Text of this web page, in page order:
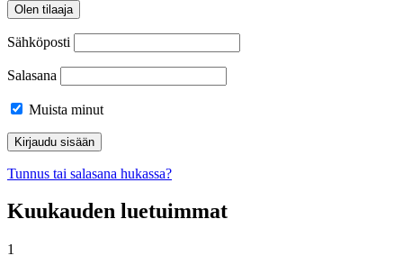
Olen tilaaja
Sähköposti
Salasana
Muista minut
Tunnus tai salasana hukassa?
Kuukauden luetuimmat
1